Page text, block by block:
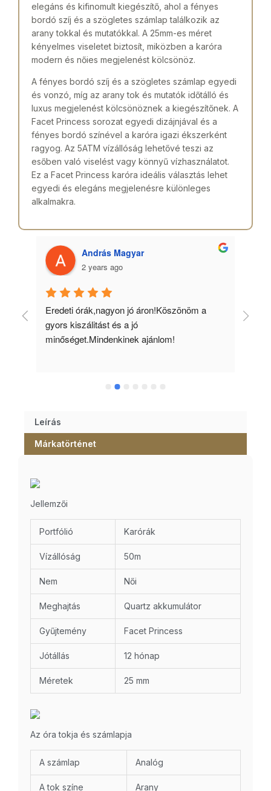
elegáns és kifinomult kiegészítő, ahol a fényes
bordó szíj és a szögletes számlap találkozik az
arany tokkal és mutatókkal. A 25mm-es méret
kényelmes viseletet biztosít, miközben a karóra
modern és nőies megjelenést kölcsönöz.
A fényes bordó szíj és a szögletes számlap egyedi
és vonzó, míg az arany tok és mutatók időtálló és
luxus megjelenést kölcsönöznek a kiegészítőnek. A
Facet Princess sorozat egyedi dizájnjával és a
fényes bordó színével a karóra igazi ékszerként
ragyog. Az 5ATM vízállóság lehetővé teszi az
esőben való viselést vagy könnyű vízhasználatot.
Ez a Facet Princess karóra ideális választás lehet
egyedi és elegáns megjelenésre különleges
alkalmakra.
András Magyar
2 years ago
Eredeti órák,nagyon jó áron!Köszönöm a
gyors kiszálitást és a jó
minőséget.Mindenkinek ajánlom!
Leírás
Márkatörténet
Jellemzői
Portfólió Karórák
Vízállóság 50m
Nem Női
Meghajtás Quartz akkumulátor
Gyűjtemény Facet Princess
Jótállás 12 hónap
Méretek 25 mm
Az óra tokja és számlapja
A számlap Analóg
A tok színe Arany